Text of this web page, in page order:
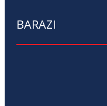
BARAZI